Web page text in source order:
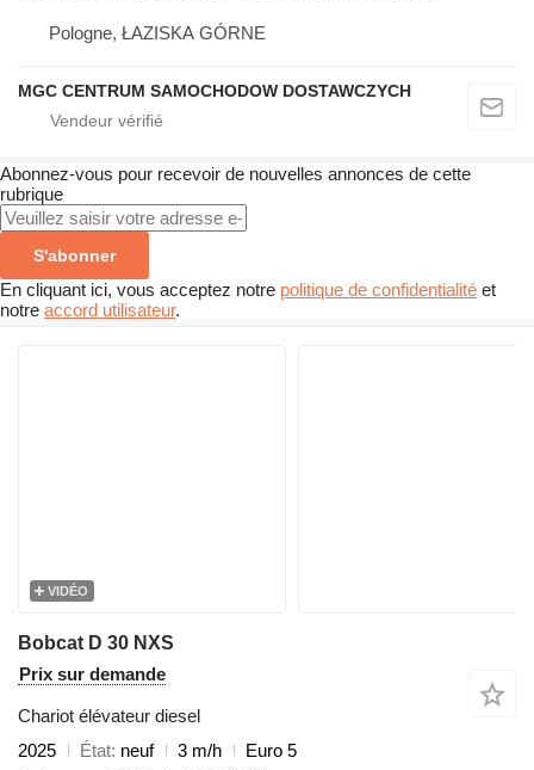
Pologne, ŁAZISKA GÓRNE
MGC CENTRUM SAMOCHODOW DOSTAWCZYCH
Abonnez-vous pour recevoir de nouvelles annonces de cette
rubrique
S'abonner
En cliquant ici, vous acceptez notre politique de confidentialité et
notre accord utilisateur.
VIDÉO
Bobcat D 30 NXS
Prix sur demande
Chariot élévateur diesel
2025
État neuf 3 m/h
Euro 5